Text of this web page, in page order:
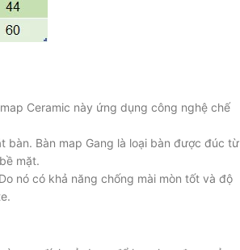
Ceramic này ứng dụng công nghệ chế
bàn. Bàn map Gang là loại bàn được đúc từ
mặt.
nó có khả năng chống mài mòn tốt và độ